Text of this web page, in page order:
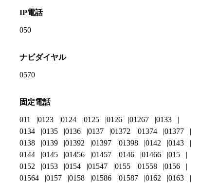
IP電話
050
ナビダイヤル
0570
固定電話
011 0123 0124 0125 0126 01267
0133
0134
0135 0136 0137 01372 01374
01377
0138
0139 01392 01397 01398 0142
0143
0144
0145 01456 01457 0146 01466
015
0152
0153 0154 01547 0155 01558
0156
01564
0157 0158 01586 01587 0162
0163